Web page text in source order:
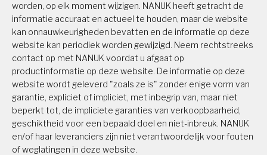
worden, op elk moment wijzigen. NANUK heeft getracht de
informatie accuraat en actueel te houden, maar de website
kan onnauwkeurigheden bevatten en de informatie op deze
website kan periodiek worden gewijzigd. Neem rechtstreeks
contact op met NANUK voordat u afgaat op
productinformatie op deze website. De informatie op deze
website wordt geleverd "zoals ze is" zonder enige vorm van
garantie, expliciet of impliciet, met inbegrip van, maar niet
beperkt tot, de impliciete garanties van verkoopbaarheid,
geschiktheid voor een bepaald doel en niet-inbreuk. NANUK
en/of haar leveranciers zijn niet verantwoordelijk voor fouten
of weglatingen in deze website.